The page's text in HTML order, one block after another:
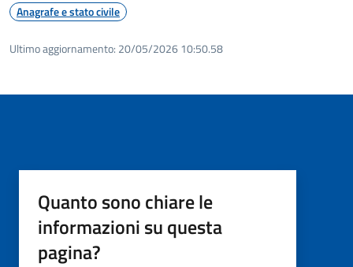
Anagrafe e stato civile
Ultimo aggiornamento: 20/05/2026 10:50.58
Quanto sono chiare le
informazioni su questa
pagina?